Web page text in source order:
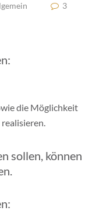
3
die Möglichkeit
sollen, können